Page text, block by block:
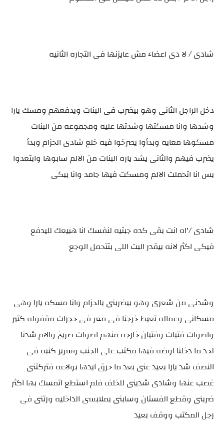
شادى / لا دى اعضاء مش عايزنها فى التجاره الثانيه
دخل الراجل الثانى وهو بيضرب فى البنات ويدفعهم ومسك يارا
وشدها وانا مسكتها وشدتها عليه ومجموعه من البنات
مسكوها معايه وبدأوا يصرخوا فيه خلع شادى الحزام وبدأ
يضرب فيهم والثانى يشد ياره البنات من الالم سابوها وابتعدوا
بس انا اتحملت الالم ومسكت فيها جامد وانا ببكى
شادى /'اه انت بقى كده جبتيه لنفسك انا هبيعك لليدفع
فيكى اكثر لانه بيقدر البت اللى بتتحمل الوجع
وشدنى من شعرى وهو بيضربنى بالحزام وانا مسكه يارا وهى
مسكانى وعماله تعيط خرجنا فى ممر فى حجرات مقفوله كتير
واصوات فتيات وفتيان خارجه منهم اصوات صريخ والام شدنا
لحد ما دخلنا اوضه فيها مكتب على الجنب وسرير كنبه فى
النصف شد يارا بعيد عنى بعد ما حرق ايدها بولاعه فتركتنى
غصب عنها وشادى شدينى للخلف فلم استطع اتمسك بها اكثر
ضربنى وقطع الفستان وسابنى بملابسى الداخليه ورتنى فى
رجل المكتب ووقف بعيد